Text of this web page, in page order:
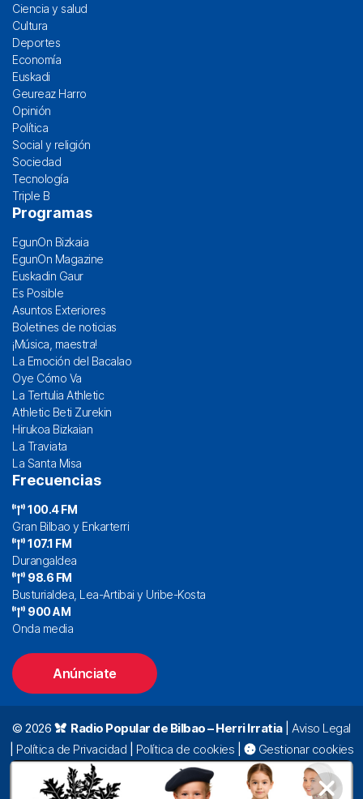
Ciencia y salud
Cultura
Deportes
Economía
Euskadi
Geureaz Harro
Opinión
Política
Social y religión
Sociedad
Tecnología
Triple B
Programas
EgunOn Bizkaia
EgunOn Magazine
Euskadin Gaur
Es Posible
Asuntos Exteriores
Boletines de noticias
¡Música, maestra!
La Emoción del Bacalao
Oye Cómo Va
La Tertulia Athletic
Athletic Beti Zurekin
Hirukoa Bizkaian
La Traviata
La Santa Misa
Frecuencias
100.4 FM
Gran Bilbao y Enkarterri
107.1 FM
Durangaldea
98.6 FM
Busturialdea, Lea-Artibai y Uribe-Kosta
900 AM
Onda media
Anúnciate
© 2026 Radio Popular de Bilbao – Herri Irratia| Aviso Legal
Política de Privacidad Política de cookies
Gestionar cookies
Alda. Mazarredo, 47 – 7º 48009 Bilbao |
94 423 92 00|
oyentes@radiopopular.com